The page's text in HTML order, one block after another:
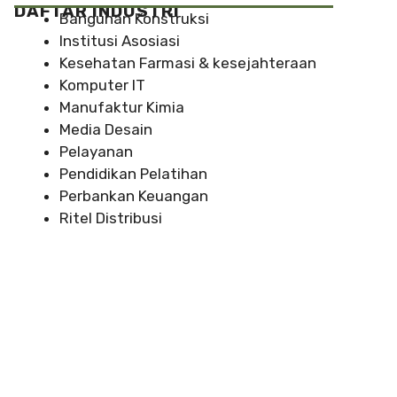
DAFTAR INDUSTRI
Bangunan Konstruksi
Institusi Asosiasi
Kesehatan Farmasi & kesejahteraan
Komputer IT
Manufaktur Kimia
Media Desain
Pelayanan
Pendidikan Pelatihan
Perbankan Keuangan
Ritel Distribusi